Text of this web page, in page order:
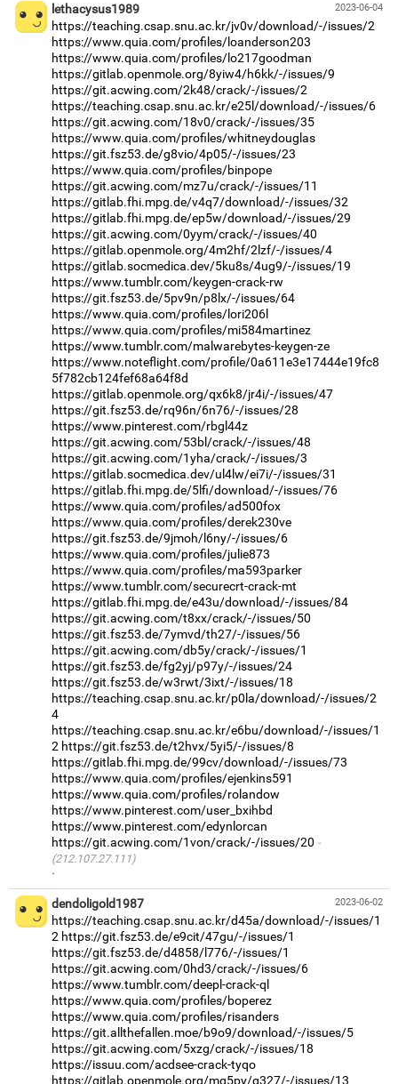
2023-06-04
lethacysus1989
https://teaching.csap.snu.ac.kr/jv0v/download/-/issues/2
https://www.quia.com/profiles/loanderson203
https://www.quia.com/profiles/lo217goodman
https://gitlab.openmole.org/8yiw4/h6kk/-/issues/9
https://git.acwing.com/2k48/crack/-/issues/2
https://teaching.csap.snu.ac.kr/e25l/download/-/issues/6
https://git.acwing.com/18v0/crack/-/issues/35
https://www.quia.com/profiles/whitneydouglas
https://git.fsz53.de/g8vio/4p05/-/issues/23
https://www.quia.com/profiles/binpope
https://git.acwing.com/mz7u/crack/-/issues/11
https://gitlab.fhi.mpg.de/v4q7/download/-/issues/32
https://gitlab.fhi.mpg.de/ep5w/download/-/issues/29
https://git.acwing.com/0yym/crack/-/issues/40
https://gitlab.openmole.org/4m2hf/2lzf/-/issues/4
https://gitlab.socmedica.dev/5ku8s/4ug9/-/issues/19
https://www.tumblr.com/keygen-crack-rw
https://git.fsz53.de/5pv9n/p8lx/-/issues/64
https://www.quia.com/profiles/lori206l
https://www.quia.com/profiles/mi584martinez
https://www.tumblr.com/malwarebytes-keygen-ze
https://www.noteflight.com/profile/0a611e3e17444e19fc8
5f782cb124fef68a64f8d
https://gitlab.openmole.org/qx6k8/jr4i/-/issues/47
https://git.fsz53.de/rq96n/6n76/-/issues/28
https://www.pinterest.com/rbgl44z
https://git.acwing.com/53bl/crack/-/issues/48
https://git.acwing.com/1yha/crack/-/issues/3
https://gitlab.socmedica.dev/ul4lw/ei7i/-/issues/31
https://gitlab.fhi.mpg.de/5lfi/download/-/issues/76
https://www.quia.com/profiles/ad500fox
https://www.quia.com/profiles/derek230ve
https://git.fsz53.de/9jmoh/l6ny/-/issues/6
https://www.quia.com/profiles/julie873
https://www.quia.com/profiles/ma593parker
https://www.tumblr.com/securecrt-crack-mt
https://gitlab.fhi.mpg.de/e43u/download/-/issues/84
https://git.acwing.com/t8xx/crack/-/issues/50
https://git.fsz53.de/7ymvd/th27/-/issues/56
https://git.acwing.com/db5y/crack/-/issues/1
https://git.fsz53.de/fg2yj/p97y/-/issues/24
https://git.fsz53.de/w3rwt/3ixt/-/issues/18
https://teaching.csap.snu.ac.kr/p0la/download/-/issues/2
4
https://teaching.csap.snu.ac.kr/e6bu/download/-/issues/1
2 https://git.fsz53.de/t2hvx/5yi5/-/issues/8
https://gitlab.fhi.mpg.de/99cv/download/-/issues/73
https://www.quia.com/profiles/ejenkins591
https://www.quia.com/profiles/rolandow
https://www.pinterest.com/user_bxihbd
https://www.pinterest.com/edynlorcan
https://git.acwing.com/1von/crack/-/issues/20
(212.107.27.111)
·
2023-06-02
dendoligold1987
https://teaching.csap.snu.ac.kr/d45a/download/-/issues/1
2 https://git.fsz53.de/e9cit/47gu/-/issues/1
https://git.fsz53.de/d4858/l776/-/issues/1
https://git.acwing.com/0hd3/crack/-/issues/6
https://www.tumblr.com/deepl-crack-ql
https://www.quia.com/profiles/boperez
https://www.quia.com/profiles/risanders
https://git.allthefallen.moe/b9o9/download/-/issues/5
https://git.acwing.com/5xzg/crack/-/issues/18
https://issuu.com/acdsee-crack-tyqo
https://gitlab.openmole.org/mq5py/g327/-/issues/13